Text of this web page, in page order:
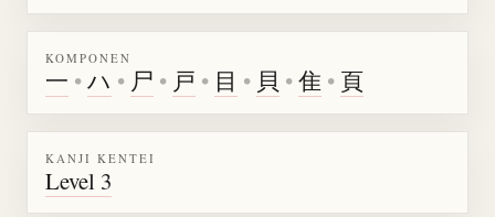
KOMPONEN
一 •ハ • 尸 • 戸 • 目 • 貝 •隹 • 頁
KANJI KENTEI
Level 3